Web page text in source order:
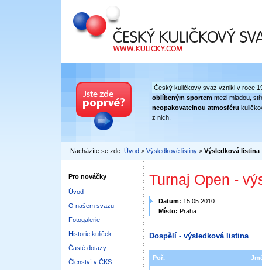
Český kuličkový svaz
Český kuličkový svaz vznikl v roce
oblíbeným sportem mezi mladou,
neopakovatelnou atmosféru
z nich.
Nacházíte se zde: Úvod > Výsledkové listiny > Výsledková listina
Pro nováčky
Úvod
O našem svazu
Fotogalerie
Historie kuliček
Časté dotazy
Členství v ČKS
Turnaj Open -
Datum: 15.05.2010
Místo: Praha
Dospělí - výsledková listina
Poř.